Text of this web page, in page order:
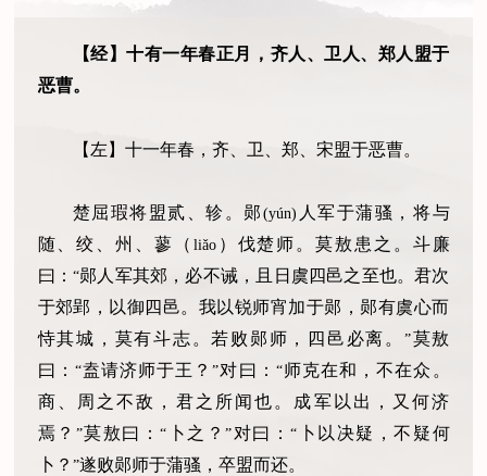
【经】十有一年春正月，齐人、卫人、郑人盟于
恶曹。
【左】十一年春，齐、卫、郑、宋盟于恶曹。
楚屈瑕将盟贰、轸。郧(yún) 人军于蒲骚，将与
随、绞、州、蓼
（ liǎo） 伐楚师。莫敖患之。斗廉
曰： “郧人军其郊，必不诫，且日虞四邑之至也。君次
于郊郢，以御四邑。我以锐师宵加于郧，郧有虞心而
恃其城，莫有斗志。若败郧师，四邑必离。 ”莫敖
曰： “盍请济师于王？”对曰： “师克在和，不在众。
商、周之不敌，君之所闻也。成军以出，又何济
焉？ ”莫敖曰：“ 卜之？” 对曰：“ 卜以决疑，不疑何
卜？ ”遂败郧师于蒲骚，卒盟而还。